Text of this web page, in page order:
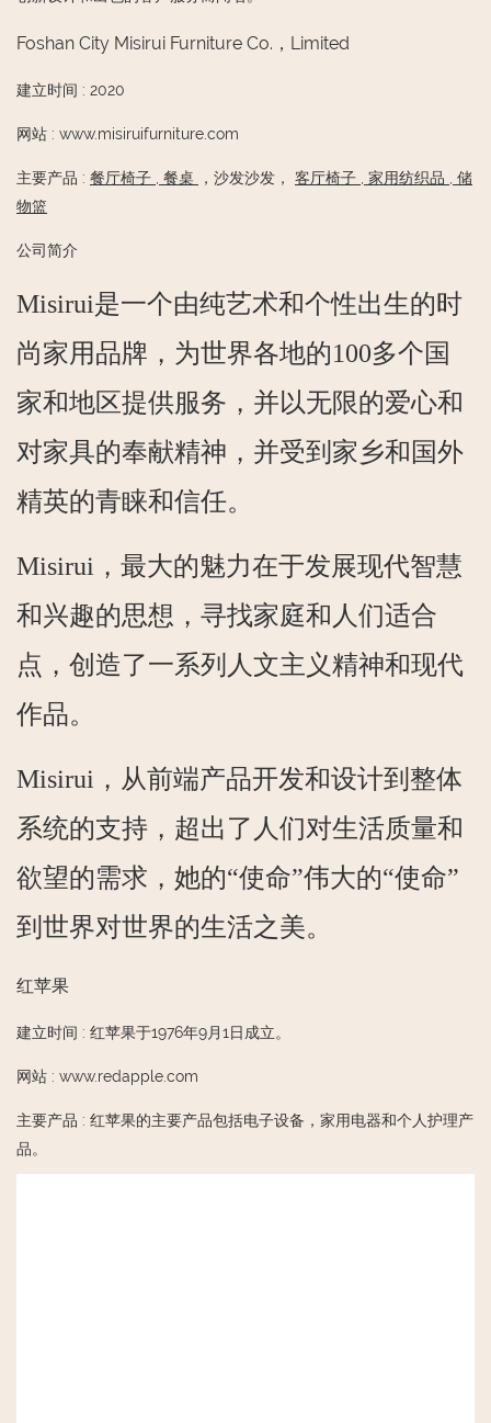
Foshan City Misirui Furniture Co.，Limited
建立时间 : 2020
网站 : www.misiruifurniture.com
主要产品 : 餐厅椅子 , 餐桌 ，沙发沙发， 客厅椅子 , 家用纺织品 , 储
物篮
公司简介
Misirui是一个由纯艺术和个性出生的时
尚家用品牌，为世界各地的100多个国
家和地区提供服务，并以无限的爱心和
对家具的奉献精神，并受到家乡和国外
精英的青睐和信任。
Misirui，最大的魅力在于发展现代智慧
和兴趣的思想，寻找家庭和人们适合
点，创造了一系列人文主义精神和现代
作品。
Misirui，从前端产品开发和设计到整体
系统的支持，超出了人们对生活质量和
欲望的需求，她的“使命”伟大的“使命”
到世界对世界的生活之美。
红苹果
建立时间 : 红苹果于1976年9月1日成立。
网站 : www.redapple.com
主要产品 : 红苹果的主要产品包括电子设备，家用电器和个人护理产
品。